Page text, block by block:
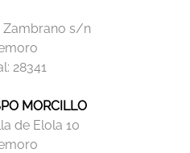
Zambrano s/n
28341
MORCILLO
de Elola 10